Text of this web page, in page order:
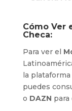
Cómo Ver
Checa:
Para ver el
la
puedes
o DAZN